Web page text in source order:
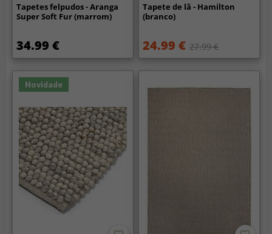
Tapetes felpudos - Aranga
Super Soft Fur (marrom)
34.99 €
Tapete de lã - Hamilton
(branco)
24.99 € 27.99 €
Novidade